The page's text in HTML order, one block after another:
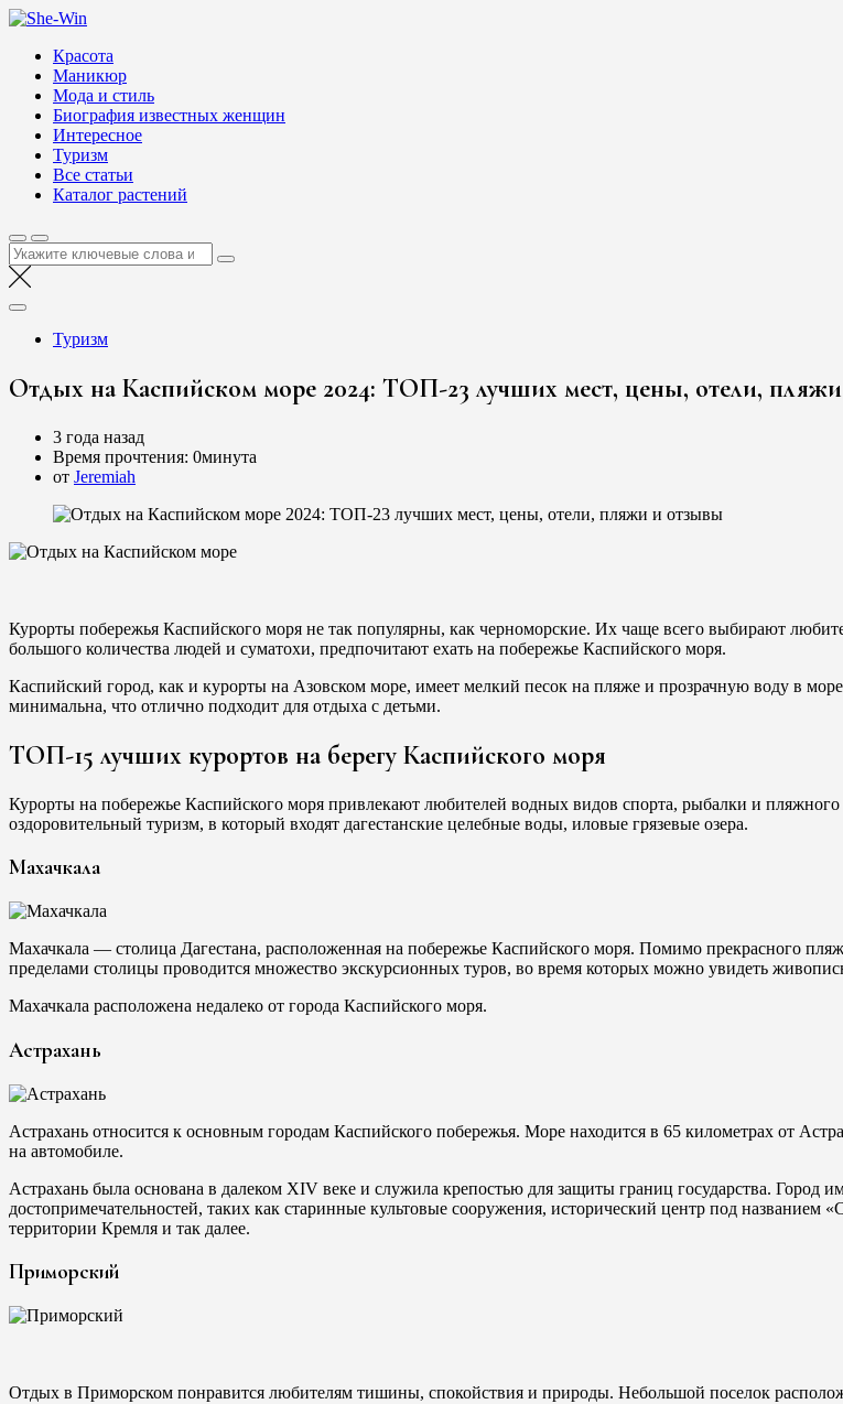
Перейти
содержимому
Блог о женской красоте и здоровье
Красота
Маникюр
Мода и стиль
Биография известных женщин
Интересное
Туризм
Все статьи
Каталог растений
Найти:
Туризм
Отдых на Каспийском море 2024: ТОП-23 лучших мест, цены, отели,
3 года назад
Время прочтения: 0минута
от Jeremiah
Курорты побережья Каспийского моря не так популярны, как черноморские. Их чаще всего выбирают
большого количества людей и суматохи, предпочитают ехать на побережье Каспийского моря.
Каспийский город, как и курорты на Азовском море, имеет мелкий песок на пляже и прозрачную воду в
минимальна, что отлично подходит для отдыха с детьми.
ТОП-15 лучших курортов на берегу Каспийского моря
Курорты на побережье Каспийского моря привлекают любителей водных видов спорта, рыбалки и
оздоровительный туризм, в который входят дагестанские целебные воды, иловые грязевые озера.
Махачкала
Махачкала — столица Дагестана, расположенная на побережье Каспийского моря. Помимо прекрасного
пределами столицы проводится множество экскурсионных туров, во время которых можно увидеть
Махачкала расположена недалеко от города Каспийского моря.
Астрахань
Астрахань относится к основным городам Каспийского побережья. Море находится в 65 километрах от
на автомобиле.
Астрахань была основана в далеком XIV веке и служила крепостью для защиты границ государства. Город
достопримечательностей, таких как старинные культовые сооружения, исторический центр под
территории Кремля и так далее.
Приморский
Отдых в Приморском понравится любителям тишины, спокойствия и природы. Небольшой поселок